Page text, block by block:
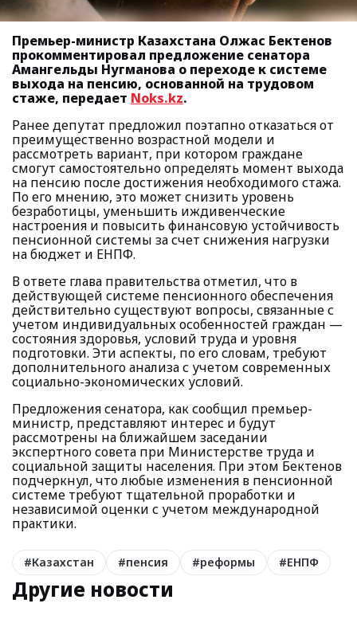
Премьер-министр Казахстана Олжас Бектенов
прокомментировал предложение сенатора
Амангельды Нугманова о переходе к системе
выхода на пенсию, основанной на трудовом
стаже, передает Noks.kz.
Ранее депутат предложил поэтапно отказаться от
преимущественно возрастной модели и
рассмотреть вариант, при котором граждане
смогут самостоятельно определять момент выхода
на пенсию после достижения необходимого стажа.
По его мнению, это может снизить уровень
безработицы, уменьшить иждивенческие
настроения и повысить финансовую устойчивость
пенсионной системы за счет снижения нагрузки
на бюджет и ЕНПФ.
В ответе глава правительства отметил, что в
действующей системе пенсионного обеспечения
действительно существуют вопросы, связанные с
учетом индивидуальных особенностей граждан —
состояния здоровья, условий труда и уровня
подготовки. Эти аспекты, по его словам, требуют
дополнительного анализа с учетом современных
социально-экономических условий.
Предложения сенатора, как сообщил премьер-
министр, представляют интерес и будут
рассмотрены на ближайшем заседании
экспертного совета при Министерстве труда и
социальной защиты населения. При этом Бектенов
подчеркнул, что любые изменения в пенсионной
системе требуют тщательной проработки и
независимой оценки с учетом международной
практики.
#Казахстан #пенсия #реформы #ЕНПФ
Другие новости